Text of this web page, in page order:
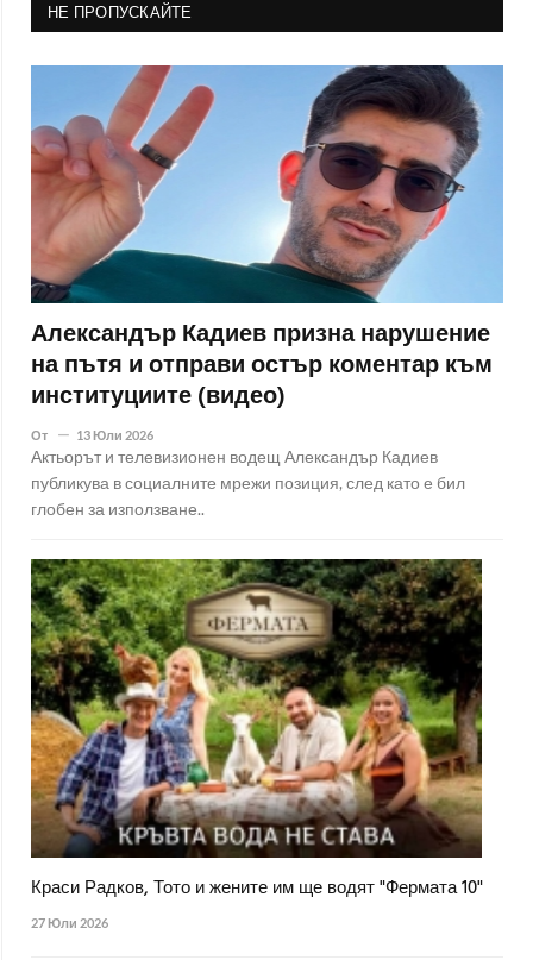
НЕ ПРОПУСКАЙТЕ
Александър Кадиев призна нарушение
на пътя и отправи остър коментар към
институциите (видео)
От 13 Юли 2026
Актьорът и телевизионен водещ Александър Кадиев
публикува в социалните мрежи позиция, след като е бил
глобен за използване..
Краси Радков, Тото и жените им ще водят "Фермата 10"
27 Юли 2026